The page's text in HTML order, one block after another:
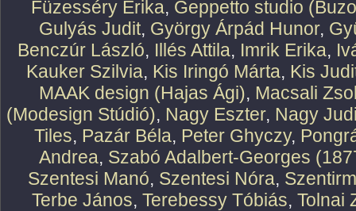
Füzesséry Erika, Geppetto studio
Gulyás Judit, György Árpád Hunor,
Benczúr László, Illés Attila, Imrik Erika,
Kauker Szilvia, Kis Iringó Márta, Kis
MAAK design (Hajas Ági), Macsali
(Modesign Stúdió), Nagy Eszter, Nagy
Tiles, Pazár Béla, Peter Ghyczy,
Andrea, Szabó Adalbert-Georges
Szentesi Manó, Szentesi Nóra,
Terbe János, Terebessy Tóbiás, Tolnai